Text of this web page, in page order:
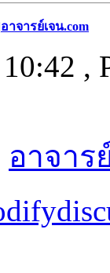
อาจารย์เจน.com
,
อาจาร